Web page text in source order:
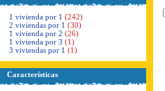
1 vivienda por 1 (242)
2 viviendas por 1 (30)
1 vivienda por 2 (26)
1 vivienda por 3 (1)
3 viviendas por 1 (1)
Características